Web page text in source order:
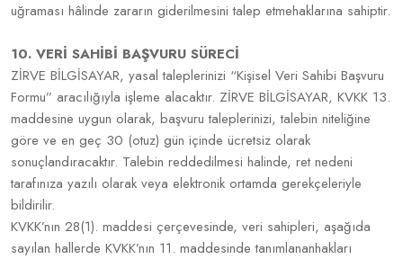
uğraması hâlinde zararın giderilmesini talep etmehaklarına sahiptir.
10. VERİ SAHİBİ BAŞVURU SÜRECİ
ZİRVE BİLGİSAYAR, yasal taleplerinizi “Kişisel Veri Sahibi Başvuru
Formu” aracılığıyla işleme alacaktır. ZİRVE BİLGİSAYAR, KVKK 13.
maddesine uygun olarak, başvuru taleplerinizi, talebin niteliğine
göre ve en geç 30 (otuz) gün içinde ücretsiz olarak
sonuçlandıracaktır. Talebin reddedilmesi halinde, ret nedeni
tarafınıza yazılı olarak veya elektronik ortamda gerekçeleriyle
bildirilir.
KVKK’nın 28(1). maddesi çerçevesinde, veri sahipleri, aşağıda
sayılan hallerde KVKK’nın 11. maddesinde tanımlananhakları